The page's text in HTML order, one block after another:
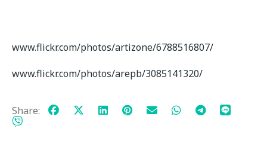
www.flickr.com/photos/artizone/6788516807/
www.flickr.com/photos/arepb/3085141320/
Share: